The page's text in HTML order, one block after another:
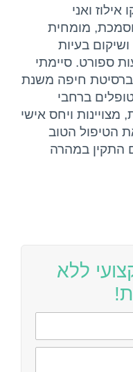
אילוז ואני
מומחית
בעיות
ספורט. סיימתי
חיפה משנת
ברחבי
ויחס אישי
הטיפול הטוב
התקין במהרה
ללא